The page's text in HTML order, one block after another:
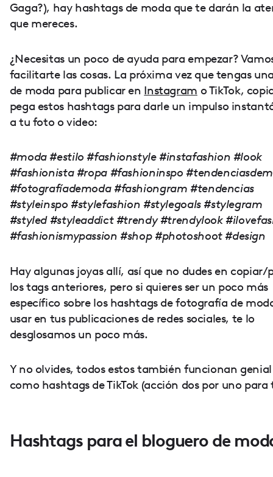
Gaga?), hay hashtags de moda que te darán la
que mereces.
¿Necesitas un poco de ayuda para empezar?
facilitarte las cosas. La próxima vez que tengas
de moda para publicar en Instagram o TikTok,
pega estos hashtags para darle un impulso
a tu foto o video:
#moda #estilo #fashionstyle #instafashion #look
#fashionista #ropa #fashioninspo
#fotografíademoda #fashiongram #tendencias
#styleinspo #stylefashion #stylegoals #stylegram
#styled #styleaddict #trendy #trendylook
#fashionismypassion #shop #photoshoot #design
Hay algunas joyas allí, así que no dudes en copiar/
los tags anteriores, pero si quieres ser un poco más
específico sobre los hashtags de fotografía de
usar en tus publicaciones de redes sociales, te lo
desglosamos un poco más.
Y no olvides, todos estos también funcionan genial
como hashtags de TikTok (acción dos por uno para
Hashtags para el bloguero de